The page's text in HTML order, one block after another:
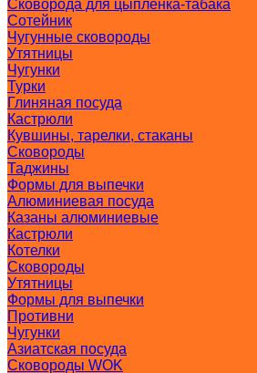
Сковорода для цыпленка-табака
Сотейник
Чугунные сковороды
Утятницы
Чугунки
Турки
Глиняная посуда
Кастрюли
Кувшины, тарелки, стаканы
Сковороды
Таджины
Формы для выпечки
Алюминиевая посуда
Казаны алюминиевые
Кастрюли
Котелки
Сковороды
Утятницы
Формы для выпечки
Противни
Чугунки
Азиатская посуда
Сковороды WOK